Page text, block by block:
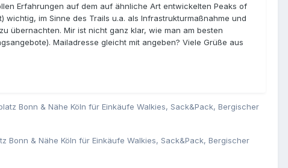
Erfahrungen auf dem auf ähnliche Art entwickelten Peaks of
im Sinne des Trails u.a. als Infrastrukturmaßnahme und
übernachten. Mir ist nicht ganz klar, wie man am besten
Mailadresse gleicht mit angeben? Viele Grüße aus
Bonn & Nähe Köln für Einkäufe Walkies, Sack&Pack, Bergischer
Bonn & Nähe Köln für Einkäufe Walkies, Sack&Pack, Bergischer